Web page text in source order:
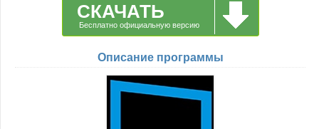
СКАЧАТЬ
Бесплатно официальную версию
Описание программы